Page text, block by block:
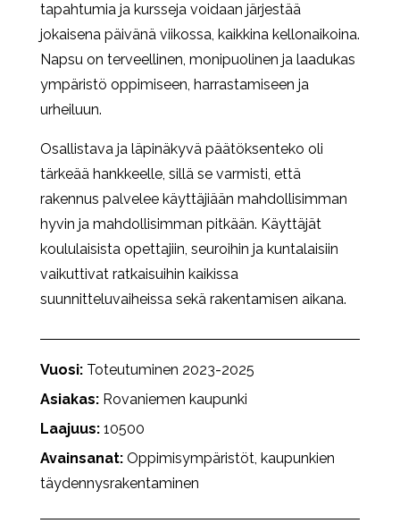
tapahtumia ja kursseja voidaan järjestää
jokaisena päivänä viikossa, kaikkina kellonaikoina.
Napsu on terveellinen, monipuolinen ja laadukas
ympäristö oppimiseen, harrastamiseen ja
urheiluun.
Osallistava ja läpinäkyvä päätöksenteko oli
tärkeää hankkeelle, sillä se varmisti, että
rakennus palvelee käyttäjiään mahdollisimman
hyvin ja mahdollisimman pitkään. Käyttäjät
koululaisista opettajiin, seuroihin ja kuntalaisiin
vaikuttivat ratkaisuihin kaikissa
suunnitteluvaiheissa sekä rakentamisen aikana.
Vuosi: Toteutuminen 2023-2025
Asiakas: Rovaniemen kaupunki
Laajuus: 10500
Avainsanat: Oppimisympäristöt, kaupunkien
täydennysrakentaminen